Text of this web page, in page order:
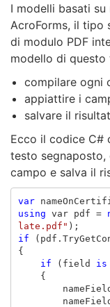
I modelli basati
AcroForms, il tipo
di modulo PDF
modello di questo
compilare ogni
appiattire i
salvare il
Ecco il codice C#
testo segnaposto,
campo e salva il
var
using var pdf =
late.pdf" );
if
( pdf .
{
if
( field is
{